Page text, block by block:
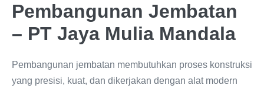
Pembangunan Jembatan
– PT Jaya Mulia Mandala
Pembangunan jembatan membutuhkan proses konstruksi
yang presisi, kuat, dan dikerjakan dengan alat modern